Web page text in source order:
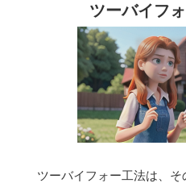
ツーバイフ
ツーバイフォー工法は、